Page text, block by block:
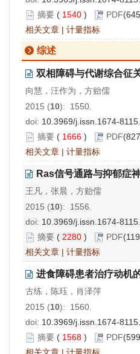
摘要 ( 1540 ) PDF
相关文章 | 计量指标
综述
双相障碍与代谢综合征
向慧，汪作为，方贻儒
2015 (10): 1550.
doi: 10.3969/j.issn.1674-
摘要 ( 1666 ) PDF
相关文章 | 计量指标
Ras信号通路与抑郁症
王凡，张晨，方贻儒
2015 (10): 1556.
doi: 10.3969/j.issn.1674-
摘要 ( 2280 ) PDF
相关文章 | 计量指标
进食障碍患者治疗动机
古练，陈珏，肖泽萍
2015 (10): 1560.
doi: 10.3969/j.issn.1674-
摘要 ( 1568 ) PDF